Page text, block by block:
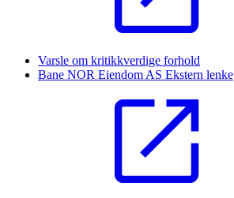
Varsle om kritikkverdige forhold
Bane NOR Eiendom AS Ekstern lenke